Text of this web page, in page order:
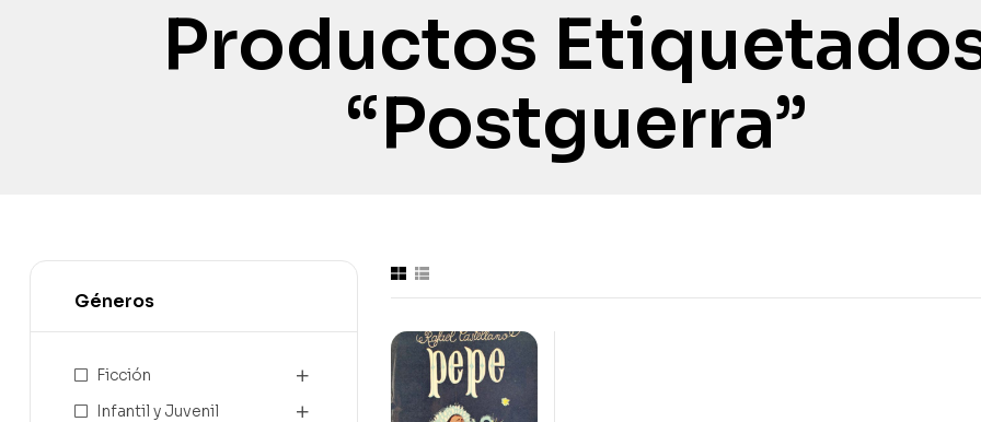
Productos
“postguerra”
Géneros
Ficción
Infantil y Juvenil